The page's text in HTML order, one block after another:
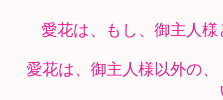
愛花は、もし、御主人
愛花は、御主人様以外の